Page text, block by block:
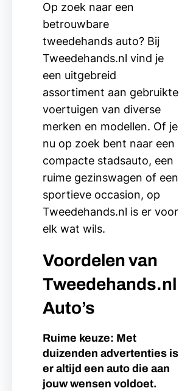
Op zoek naar een
betrouwbare
tweedehands auto? Bij
Tweedehands.nl vind je
een uitgebreid
assortiment aan gebruikte
voertuigen van diverse
merken en modellen. Of je
nu op zoek bent naar een
compacte stadsauto, een
ruime gezinswagen of een
sportieve occasion, op
Tweedehands.nl is er voor
elk wat wils.
Voordelen van
Tweedehands.nl
Auto’s
Ruime keuze: Met
duizenden advertenties is
er altijd een auto die aan
jouw wensen voldoet.